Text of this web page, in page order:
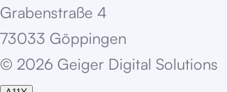
Grabenstraße 4
73033 Göppingen
© 2026 Geiger Digital Solutions